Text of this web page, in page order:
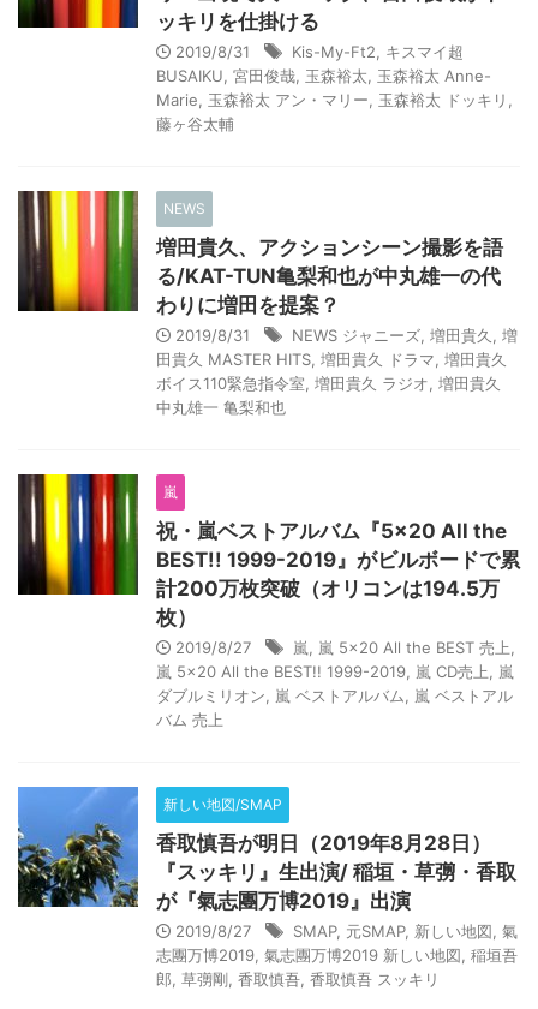
ッキリを仕掛ける
2019/8/31 Kis-My-Ft2
キスマイ超
BUSAIKU 宮田俊哉 玉森裕太
玉森裕太 Anne-
Marie
玉森裕太 アン・マリー 玉森裕太 ドッキリ
藤ヶ谷太輔
NEWS
増田貴久、アクションシーン撮影を語
る/KAT-TUN亀梨和也が中丸雄一の代
わりに増田を提案？
2019/8/31 NEWS ジャニーズ 増田貴久
増
田貴久 MASTER HITS 増田貴久 ドラマ 増田貴久
ボイス110緊急指令室 増田貴久 ラジオ 増田貴久
中丸雄一 亀梨和也
嵐
祝・嵐ベストアルバム『5×20 All the
BEST!! 1999-2019』がビルボードで累
計200万枚突破（オリコンは194.5万
枚）
2019/8/27 嵐 嵐 5×20 All the BEST 売上
嵐 5×20 All the BEST!! 1999-2019 嵐 CD売上
嵐
ダブルミリオン
嵐 ベストアルバム
嵐 ベストアル
バム 売上
新しい地図/SMAP
香取慎吾が明日（2019年8月28日）
『スッキリ』生出演/ 稲垣・草彅・香取
が『氣志團万博2019』出演
2019/8/27 SMAP, 元SMAP, 新しい地図 氣
志團万博2019 氣志團万博2019 新しい地図 稲垣吾
郎 草彅剛 香取慎吾 香取慎吾 スッキリ